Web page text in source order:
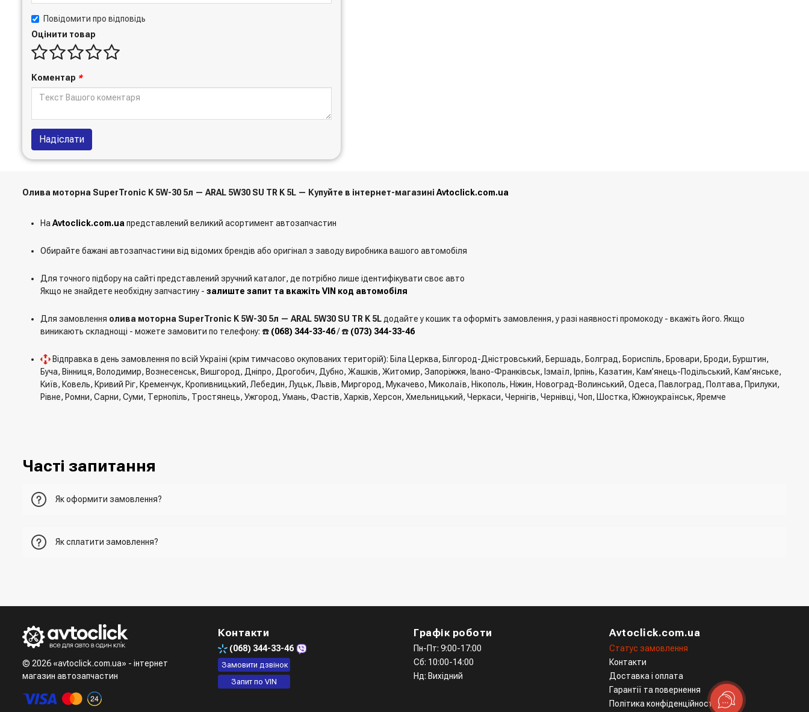
Повідомити про відповідь
Оцінити товар
Коментар *
Надіслати
Олива моторна SuperTronic K 5W-30 5л — ARAL 5W30 SU TR K 5L — Купуйте в інтернет-магазині Avtoclick.com.ua
На Avtoclick.com.ua представлений великий асортимент автозапчастин
Обирайте бажані автозапчастини від відомих брендів або оригінал з заводу виробника вашого автомобіля
Для точного підбору на сайті представлений зручний каталог, де потрібно лише ідентифікувати своє авто
Якщо не знайдете необхідну запчастину - залиште запит та вкажіть VIN код автомобіля
Для замовлення олива моторна SuperTronic K 5W-30 5л — ARAL 5W30 SU TR K 5L додайте у кошик та оформіть замовлення, у разі наявності промокоду - вкажіть його. Якщо
виникають складнощі - можете замовити по телефону: ☎️ (068) 344-33-46/ ☎️ (073) 344-33-46
Відправка в день замовлення по всій Україні (крім тимчасово окупованих територій): Біла Церква, Білгород-Дністровський, Бершадь, Болград, Бориспіль, Бровари, Броди, Бурштин,
Буча, Вінниця, Володимир, Вознесенськ, Вишгород, Дніпро, Дрогобич, Дубно, Жашків, Житомир, Запоріжжя, Івано-Франківськ, Ізмаїл, Ірпінь, Казатин, Кам’янець-Подільський, Кам’янське,
Київ, Ковель, Кривий Ріг, Кременчук, Кропивницький, Лебедин, Луцьк, Львів, Миргород, Мукачево, Миколаїв, Нікополь, Ніжин, Новоград-Волинський, Одеса, Павлоград, Полтава, Прилуки,
Рівне, Ромни, Сарни, Суми, Тернопіль, Тростянець, Ужгород, Умань, Фастів, Харків, Херсон, Хмельницький, Черкаси, Чернігів, Чернівці, Чоп, Шостка, Южноукраїнськ, Яремче
Часті запитання
Як оформити замовлення?
Четвертий варіант - замовити через доступні месенджери (viber, telegram)
Як сплатити замовлення?
© 2026 «avtoclick.com.ua» - інтернет
магазин автозапчастин
Контакти
(068) 344-33-46
Замовити дзвінок
Запит по VIN
Графік роботи
Пн-Пт: 9:00-17:00
Сб: 10:00-14:00
Нд: Вихідний
Avtoclick.com.ua
Статус замовлення
Контакти
Доставка і оплата
Гарантії та повернення
Політика конфіденційності